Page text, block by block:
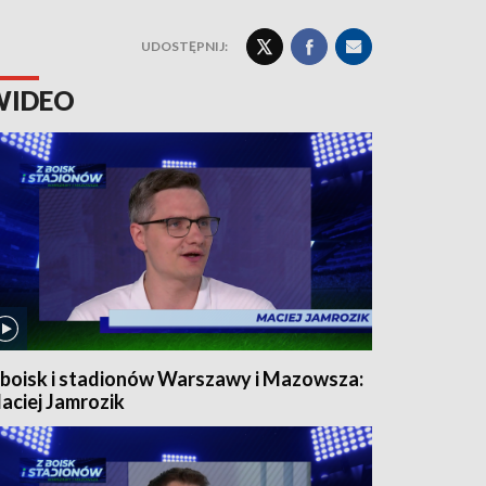
UDOSTĘPNIJ:
i stadionów Warszawy i Mazowsza:
Jamrozik